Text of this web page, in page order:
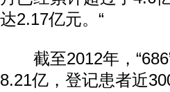
达2.17亿元。“
截至2012年，
8.21亿，登记患者近